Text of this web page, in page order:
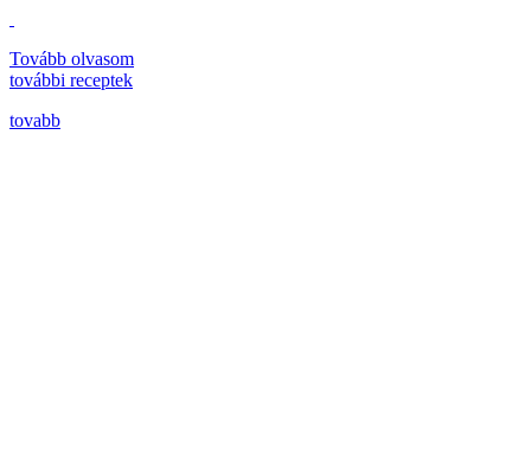
Tovább olvasom
további receptek
tovabb